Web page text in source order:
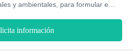
y ambientales, para formular e
de bienestar social. Tiene una
años, impartidos en seis
información